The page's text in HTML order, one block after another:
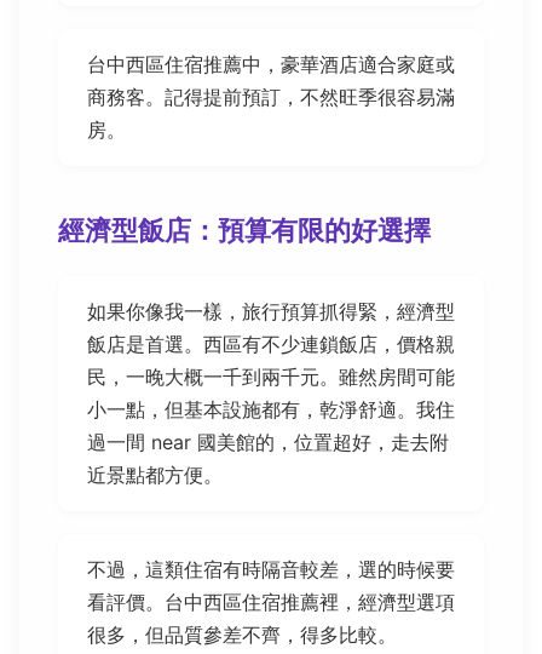
台中西區住宿推薦中，豪華酒店適合家庭或
商務客。記得提前預訂，不然旺季很容易滿
房。
經濟型飯店：預算有限的好選擇
如果你像我一樣，旅行預算抓得緊，經濟型
飯店是首選。西區有不少連鎖飯店，價格親
民，一晚大概一千到兩千元。雖然房間可能
小一點，但基本設施都有，乾淨舒適。我住
過一間 near 國美館的，位置超好，走去附
近景點都方便。
不過，這類住宿有時隔音較差，選的時候要
看評價。台中西區住宿推薦裡，經濟型選項
很多，但品質參差不齊，得多比較。